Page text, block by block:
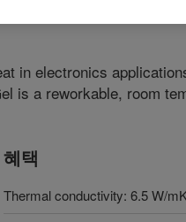
in electronics
is a reworkable, room
혜택
Thermal conductivity: 6.5 W/